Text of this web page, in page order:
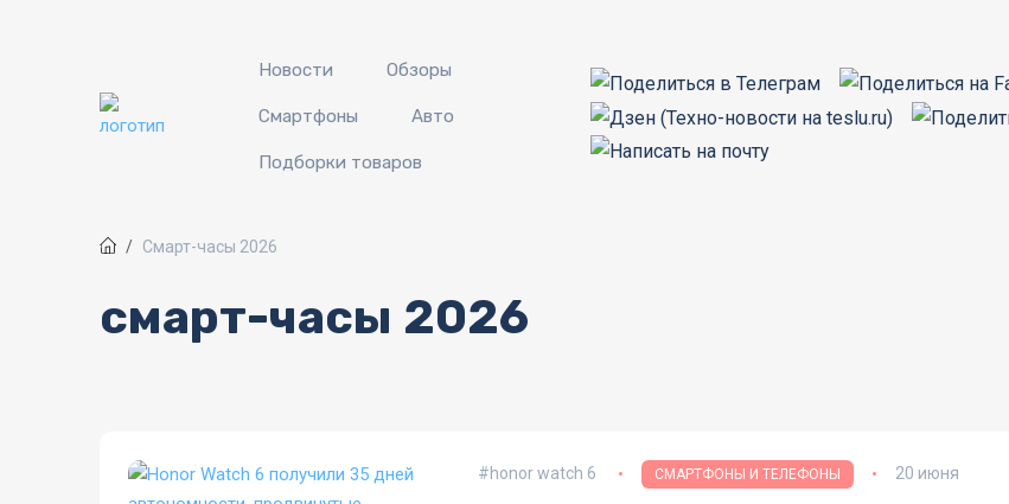
Новости Обзоры
Смартфоны Авто
Подборки товаров
Смарт-часы 2026
смарт-часы 2026
honor watch 6 СМАРТФОНЫ И ТЕЛЕФОНЫ 20 июня